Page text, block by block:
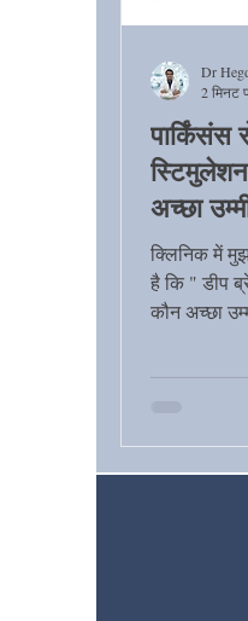
पार्किंसंस
अच्छा
क्लिनिक में
है कि " डीप ब्रेन स्टिमुलेशन सर्जरी के लिए
कौन अच्छा
Dr
2 मिनट